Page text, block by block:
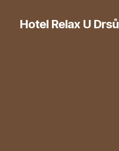
Hotel Relax U Drsů